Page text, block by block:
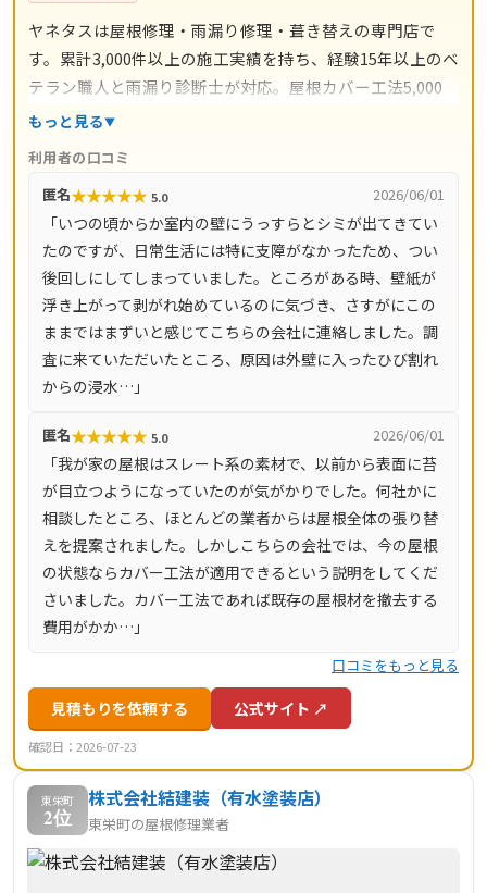
ヤネタスは屋根修理・雨漏り修理・葺き替えの専門店で
す。累計3,000件以上の施工実績を持ち、経験15年以上のベ
テラン職人と雨漏り診断士が対応。屋根カバー工法5,000
円〜/㎡・葺き替え9,800円〜/㎡・漆喰工事3,000円〜/mな
る直接施工で余計な中間コストを省き、施工後は10年間の
工事保証付き。現地調査・お見積り・ドローン調査・出張
費は無料です。愛知県・岐阜県をはじめ全国14都道府県に
対応し、電話は8時〜18時、LINE・メールは24時間受付、
最短即日で駆けつけます。
もっと見る
利用者の口コミ
匿名★★★★★ 5.0 2026/06/01
「いつの頃からか室内の壁にうっすらとシミが出てきてい
たのですが、日常生活には特に支障がなかったため、つい
後回しにしてしまっていました。ところがある時、壁紙が
浮き上がって剥がれ始めているのに気づき、さすがにこの
ままではまずいと感じてこちらの会社に連絡しました。調
査に来ていただいたところ、原因は外壁に入ったひび割れ
からの浸水…」
匿名★★★★★ 5.0 2026/06/01
「我が家の屋根はスレート系の素材で、以前から表面に苔
が目立つようになっていたのが気がかりでした。何社かに
相談したところ、ほとんどの業者からは屋根全体の張り替
えを提案されました。しかしこちらの会社では、今の屋根
の状態ならカバー工法が適用できるという説明をしてくだ
さいました。カバー工法であれば既存の屋根材を撤去する
費用がかか…」
口コミをもっと見る
見積もりを依頼する 公式サイト ↗
確認日：2026-07-23
東栄町
2位
株式会社結建装（有水塗装店）
東栄町の屋根修理業者